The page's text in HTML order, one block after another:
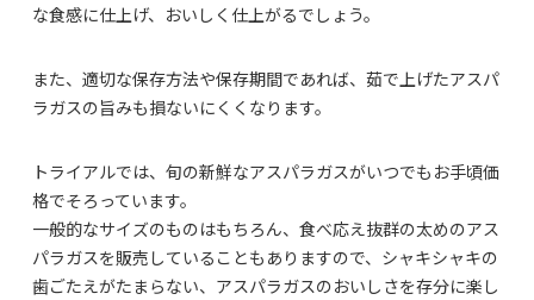
な食感に仕上げ、おいしく仕上がるでしょう。
また、適切な保存方法や保存期間であれば、茹で上げたアスパ
ラガスの旨みも損ないにくくなります。
トライアルでは、旬の新鮮なアスパラガスがいつでもお手頃価
格でそろっています。
一般的なサイズのものはもちろん、食べ応え抜群の太めのアス
パラガスを販売していることもありますので、シャキシャキの
歯ごたえがたまらない、アスパラガスのおいしさを存分に楽し